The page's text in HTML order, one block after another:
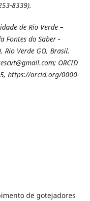
8339).
de Rio Verde –
Fontes do Saber -
Rio Verde GO, Brasil,
ORCID
https://orcid.org/0000-
de gotejadores